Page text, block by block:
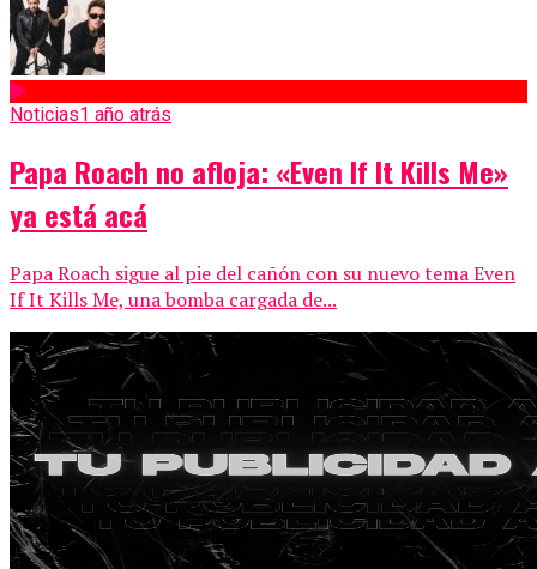
Noticias1 año atrás
Papa Roach no afloja: «Even If It Kills Me»
ya está acá
Papa Roach sigue al pie del cañón con su nuevo tema Even
If It Kills Me, una bomba cargada de...